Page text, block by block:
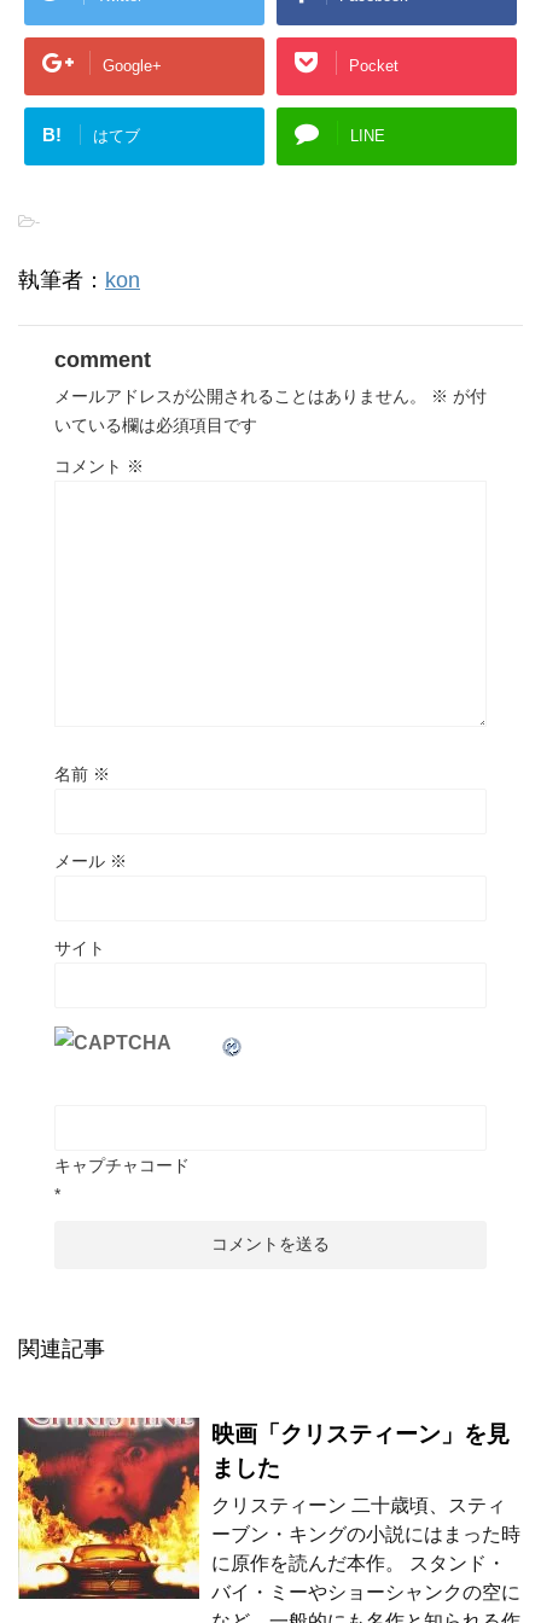
Google+ Pocket
B! はてブ LINE
-
執筆者： kon
comment
メールアドレスが公開されることはありません。 ※ が付
いている欄は必須項目です
コメント ※
名前 ※
メール ※
サイト
キャプチャコード
*
関連記事
映画「クリスティーン」を見
ました
クリスティーン 二十歳頃、スティ
ーブン・キングの小説にはまった時
に原作を読んだ本作。 スタンド・
バイ・ミーやショーシャンクの空に